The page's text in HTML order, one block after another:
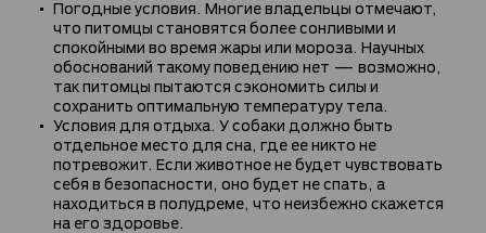
Погодные условия. Многие владельцы отмечают,
что питомцы становятся более сонливыми и
спокойными во время жары или мороза. Научных
обоснований такому поведению нет — возможно,
так питомцы пытаются сэкономить силы и
сохранить оптимальную температуру тела.
Условия для отдыха. У собаки должно быть
отдельное место для сна, где ее никто не
потревожит. Если животное не будет чувствовать
себя в безопасности, оно будет не спать, а
находиться в полудреме, что неизбежно скажется
на его здоровье.